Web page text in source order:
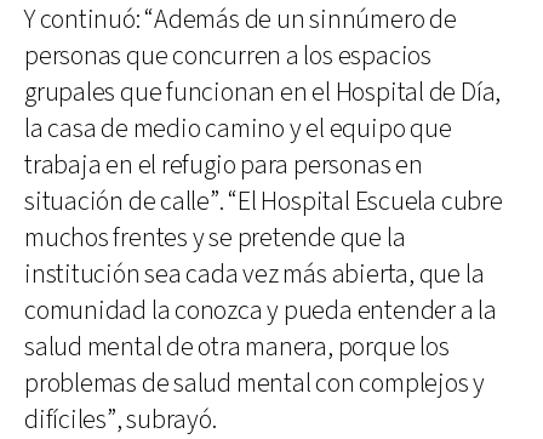
Y continuó: “Además de un sinnúmero de
personas que concurren a los espacios
grupales que funcionan en el Hospital de Día,
la casa de medio camino y el equipo que
trabaja en el refugio para personas en
situación de calle”. “El Hospital Escuela cubre
muchos frentes y se pretende que la
institución sea cada vez más abierta, que la
comunidad la conozca y pueda entender a la
salud mental de otra manera, porque los
problemas de salud mental con complejos y
difíciles”, subrayó.